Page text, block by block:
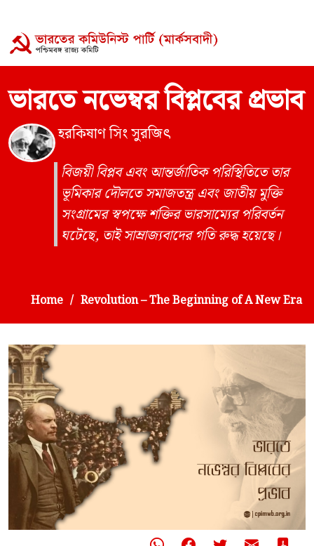
ভারতে নভেম্বর বিপ্লবের প্রভাব
হরকিষাণ সিং সুরজিৎ
বিজয়ী বিপ্লব এবং আন্তর্জাতিক পরিস্থিতিতে তার
ভূমিকার দৌলতে সমাজতন্ত্র এবং জাতীয় মুক্তি
সংগ্রামের স্বপক্ষে শক্তির ভারসাম্যের পরিবর্তন
ঘটেছে, তাই সাম্রাজ্যবাদের গতি রুদ্ধ হয়েছে।
Home Revolution – The Beginning of A New Era